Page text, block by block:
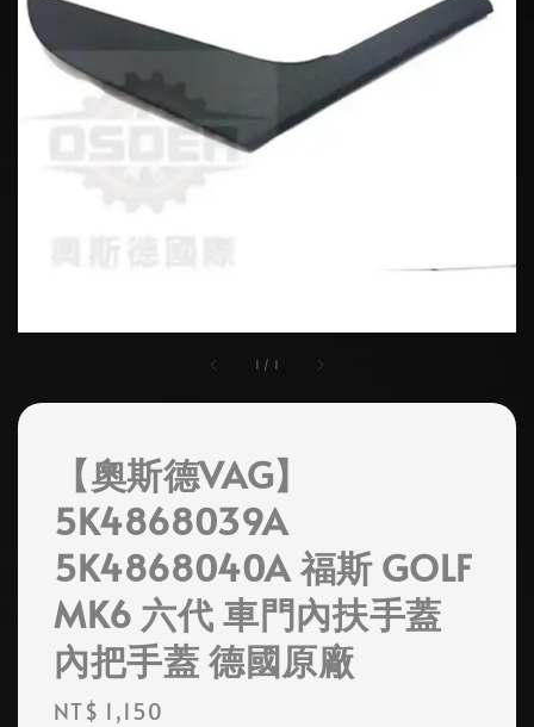
1 / 1
【奧斯德VAG】
5K4868039A
5K4868040A 福斯 GOLF
MK6 六代 車門內扶手蓋
內把手蓋 德國原廠
Regular
NT$ 1,150